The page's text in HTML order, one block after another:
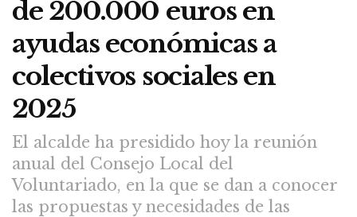
de 200.000 euros en
ayudas económicas a
colectivos sociales en
2025
El alcalde ha presidido hoy la reunión
anual del Consejo Local del
Voluntariado, en la que se dan a conocer
las propuestas y necesidades de las